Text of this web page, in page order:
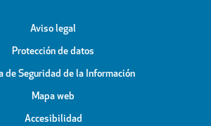
Aviso legal
Protección de datos
de Seguridad de la Información
Mapa web
Accesibilidad